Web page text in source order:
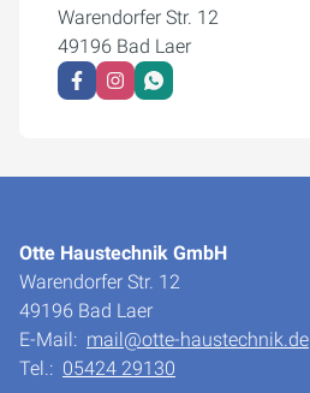
Warendorfer Str. 12
49196 Bad Laer
Otte Haustechnik GmbH
Warendorfer Str. 12
49196 Bad Laer
E-Mail: mail@otte-haustechnik.de
Tel.: 05424 29130